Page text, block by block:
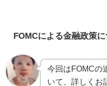
FOMCによる金融政策
今回はFOMCの
いて、詳しくお